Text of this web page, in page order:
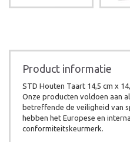
Product informatie
STD Houten Taart 14,5 cm x
Onze producten voldoen aan
betreffende de veiligheid van
hebben het Europese en
conformiteitskeurmerk.